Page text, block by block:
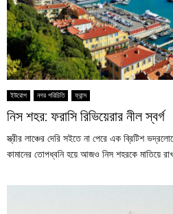
ইউরোপ নগর পরিচিতি ফ্রান্স
নিস শহর: ফরাসি রিভিয়েরার নীল স্বর্গ
স্ত্রীর লাঞ্চের দেরি সইতে না পেরে এক ব্রিটিশ
কামানের তোপধ্বনি হয়ে আজও নিস শহরকে মাতিয়ে